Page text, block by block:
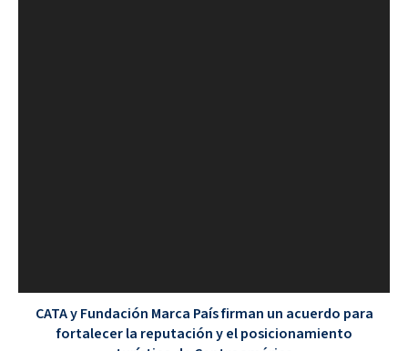
CATA y Fundación Marca País firman un acuerdo para
fortalecer la reputación y el posicionamiento